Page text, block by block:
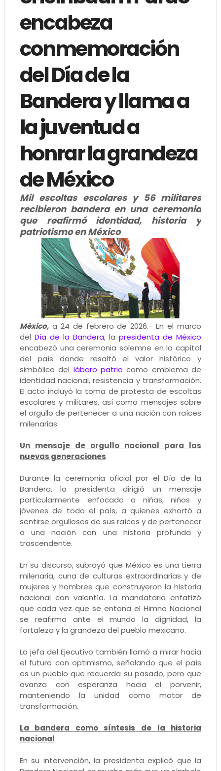
encabeza
conmemoración
del Día de la
Bandera y llama a
la juventud a
honrar la grandeza
de México
Mil escoltas escolares y 56 militares
recibieron bandera en una ceremonia
que reafirmó identidad, historia y
patriotismo en México
México,a 24 de febrero de 2026.- En el marco
del Día de la Bandera, lapresidenta de México
encabezó una ceremonia solemne en la capital
del país donde resaltó el valor histórico y
simbólico del lábaro patrio como emblema de
identidad nacional, resistencia y transformación.
El acto incluyó la toma de protesta de escoltas
escolares y militares, así como mensajes sobre
el orgullo de pertenecer a una nación con raíces
milenarias.
Un mensaje de orgullo nacional para las
nuevas generaciones
Durante la ceremonia oficial por el Día de la
Bandera, la presidenta dirigió un mensaje
particularmente enfocado a niñas, niños y
jóvenes de todo el país, a quienes exhortó a
sentirse orgullosos de sus raíces y de pertenecer
a una nación con una historia profunda y
trascendente.
En su discurso, subrayó que México es una tierra
milenaria, cuna de culturas extraordinarias y de
mujeres y hombres que construyeron la historia
nacional con valentía. La mandataria enfatizó
que cada vez que se entona el Himno Nacional
se reafirma ante el mundo la dignidad, la
fortaleza y la grandeza del pueblo mexicano.
La jefa del Ejecutivo también llamó a mirar hacia
el futuro con optimismo, señalando que el país
es un pueblo que recuerda su pasado, pero que
avanza con esperanza hacia el porvenir,
manteniendo la unidad como motor de
transformación.
La bandera como síntesis de la historia
nacional
En su intervención, la presidenta explicó que la